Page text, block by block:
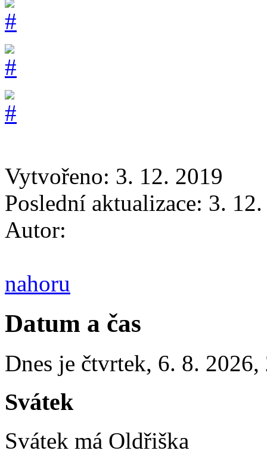
Vytvořeno: 3. 12. 2019
Poslední aktualizace: 3.
Autor:
nahoru
Datum a čas
Dnes je čtvrtek, 6. 8. 2026,
Svátek
Svátek má Oldřiška